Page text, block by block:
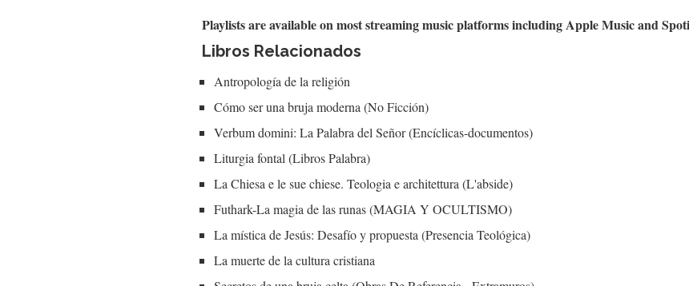
Playlists are available on most streaming music platforms including Apple Music and
Libros Relacionados
Antropología de la religión
Cómo ser una bruja moderna (No Ficción)
Verbum domini: La Palabra del Señor (Encíclicas-documentos)
Liturgia fontal (Libros Palabra)
La Chiesa e le sue chiese. Teologia e architettura (L'abside)
Futhark-La magia de las runas (MAGIA Y OCULTISMO)
La mística de Jesús: Desafío y propuesta (Presencia Teológica)
La muerte de la cultura cristiana